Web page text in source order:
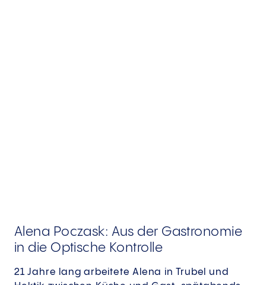
Alena Poczask: Aus der Gastronomie
in die Optische Kontrolle
21 Jahre lang arbeitete Alena in Trubel und